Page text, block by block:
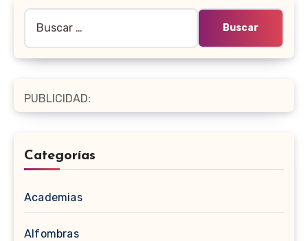
PUBLICIDAD:
Categorías
Academias
Alfombras